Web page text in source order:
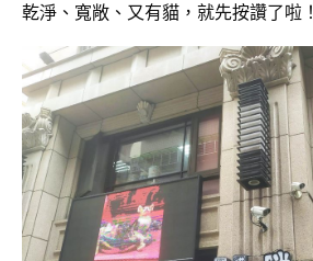
乾淨、寬敞、又有貓，就先按讚了啦！